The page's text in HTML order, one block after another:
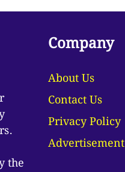
the
Company
About Us
Contact Us
Privacy Policy
Advertisement